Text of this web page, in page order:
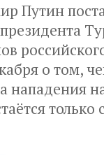
Путин
о том,
нападения
только